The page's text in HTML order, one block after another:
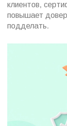
клиентов,
повышает
подделать.